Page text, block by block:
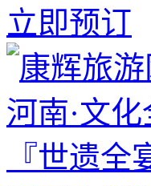
立即预订